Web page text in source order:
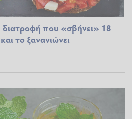
που «σβήνει» 18
το ξανανιώνει